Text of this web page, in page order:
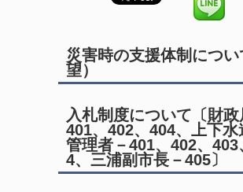
災害時の支援体制につ
望）
入札制度について〔財政
401、402、404、上下水
管理者－401、402、403
4、三浦副市長－405〕